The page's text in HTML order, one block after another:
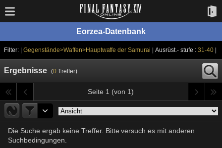
Eorzea-Datenbank
Filter: | Gegenstände>Waffen>Hauptwaffe der Samurai | Ausrüst.- stufe : 31-40|
Ergebnisse (0Treffer)
Seite 1 (von 1)
Die Suche ergab keine Treffer. Bitte versuch es mit anderen
Suchbedingungen.